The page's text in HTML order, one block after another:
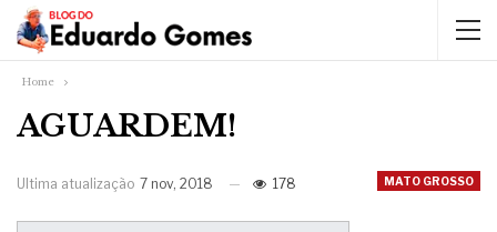
Home
AGUARDEM!
MATO GROSSO
Ultima atualização 7 nov, 2018 178